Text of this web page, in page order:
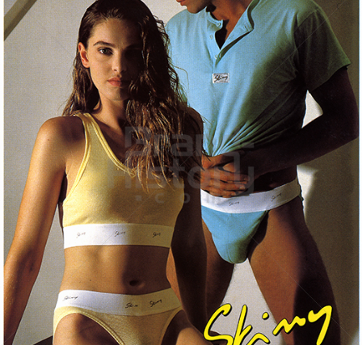
Skiny Skiny Bodywear GmbH 1988